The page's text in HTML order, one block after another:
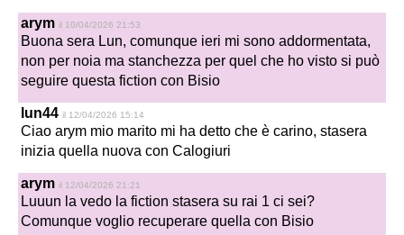
arym il 10/04/2026 21:53
Buona sera Lun, comunque ieri mi sono addormentata,
non per noia ma stanchezza per quel che ho visto si può
seguire questa fiction con Bisio
lun44 il 12/04/2026 15:14
Ciao arym mio marito mi ha detto che è carino, stasera
inizia quella nuova con Calogiuri
arym il 12/04/2026 21:21
Luuun la vedo la fiction stasera su rai 1 ci sei?
Comunque voglio recuperare quella con Bisio